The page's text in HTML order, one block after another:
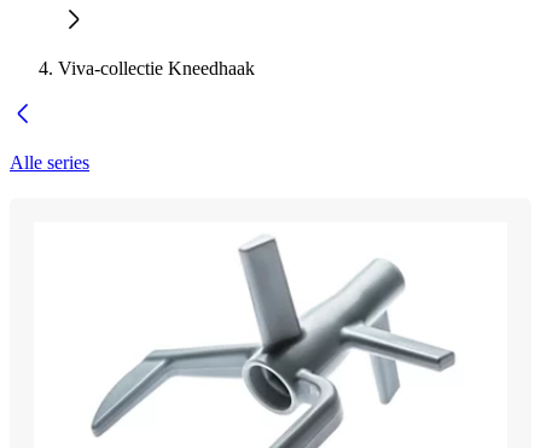
Viva-collectie Kneedhaak
Alle series